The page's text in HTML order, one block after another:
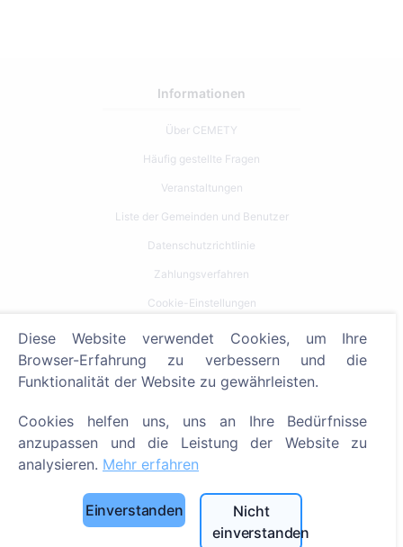
Informationen
Über CEMETY
Häufig gestellte Fragen
Veranstaltungen
Liste der Gemeinden und Benutzer
Datenschutzrichtlinie
Zahlungsverfahren
Cookie-Einstellungen
Suche
Bestattete suchen
Dienstleistungen
Kontakt
SIA "CEMETY", LV40103618951
Diese Website verwendet Cookies, um Ihre
Browser-Erfahrung zu verbessern und die
Funktionalität der Website zu gewährleisten.
Cookies helfen uns, uns an Ihre Bedürfnisse
anzupassen und die Leistung der Website zu
analysieren. Mehr erfahren
Einverstanden
Nicht
einverstanden